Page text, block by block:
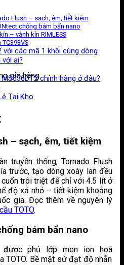
giỏ hàng.
Flush – sạch, êm, tiết kiệm
chống bám bẩn nano
– vành kín RIMLESS
với các mã 1 khối cùng dòng
với ai?
chính hãng ở đâu?
Tại Kho
– sạch, êm, tiết kiệm
truyền thống, Tornado Flush
trước, tạo dòng xoáy lan đều
trôi triệt để chỉ với 4.5 lít ở
độ xả nhỏ – tiết kiệm khoảng
gia. Đọc thêm về nguyên lý
TOTO.
bám bẩn nano
phủ lớp men ion hoá
TOTO. Bề mặt sứ đạt độ nhẵn